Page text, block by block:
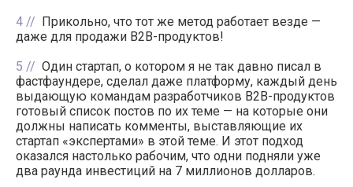
4
Прикольно, что тот же метод работает везде —
даже для продажи B2B-продуктов!
5
Один стартап, о котором я не так давно писал в
фастфаундере, сделал даже платформу, каждый день
выдающую командам разработчиков B2B-продуктов
готовый список постов по их теме — на которые они
должны написать комменты, выставляющие их
стартап «экспертами» в этой теме. И этот подход
оказался настолько рабочим, что одни подняли уже
два раунда инвестиций на 7 миллионов долларов.